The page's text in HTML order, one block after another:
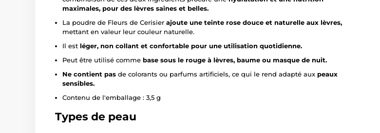
maximales, pour des lèvres saines et belles.
La poudre de Fleurs de Cerisier ajoute une teinte rose douce et naturelle aux lèvres,
mettant en valeur leur couleur naturelle.
Il est léger, non collant et confortable pour une utilisation quotidienne.
Peut être utilisé comme base sous le rouge à lèvres, baume ou masque de nuit.
Ne contient pas de colorants ou parfums artificiels, ce qui le rend adapté aux peaux
sensibles.
Contenu de l'emballage : 3,5 g
Types de peau